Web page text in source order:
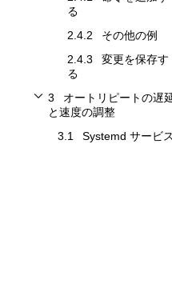
る
2.4.2
その他の例
2.4.3
変更を保存す
る
3
オートリピートの遅
と速度の調整
オートリピートの遅延と速度の調
3.1 Systemd サービス